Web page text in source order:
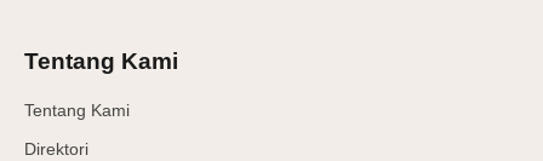
Tentang Kami
Tentang Kami
Direktori